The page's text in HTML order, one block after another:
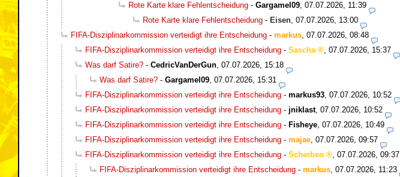
Rote Karte klare Fehlentscheidung - Gargamel09, 07.07.2026, 11:39
Rote Karte klare Fehlentscheidung - Eisen, 07.07.2026, 13:00
FIFA-Disziplinarkommission verteidigt ihre Entscheidung - markus, 07.07.2026, 08:48
FIFA-Disziplinarkommission verteidigt ihre Entscheidung - Sascha , 07.07.2026, 15:37
Was darf Satire? - CedricVanDerGun, 07.07.2026, 15:18
Was darf Satire? - Gargamel09, 07.07.2026, 15:31
FIFA-Disziplinarkommission verteidigt ihre Entscheidung - markus93, 07.07.2026, 10:52
FIFA-Disziplinarkommission verteidigt ihre Entscheidung - jniklast, 07.07.2026, 10:52
FIFA-Disziplinarkommission verteidigt ihre Entscheidung - Fisheye, 07.07.2026, 10:49
FIFA-Disziplinarkommission verteidigt ihre Entscheidung - majae, 07.07.2026, 09:57
FIFA-Disziplinarkommission verteidigt ihre Entscheidung - Scherben , 07.07.2026, 09:37
FIFA-Disziplinarkommission verteidigt ihre Entscheidung - markus, 07.07.2026, 11:23